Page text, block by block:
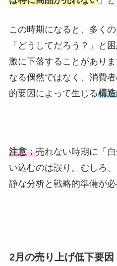
この時期になると、多く
「どうしてだろう？」と
激に下落することがあり
なる偶然ではなく、消費
的要因によって生じる構
注意：売れない時期に「
い込むのは誤り。むしろ
静な分析と戦略的準備が必
2月の売り上げ低下要